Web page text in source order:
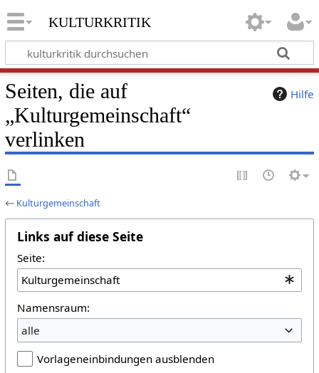
kulturkritik
Hilfe
Seiten, die auf
„Kulturgemeinschaft“
verlinken
← Kulturgemeinschaft
Links auf diese Seite
Seite:
Namensraum:
alle
Vorlageneinbindungen ausblenden